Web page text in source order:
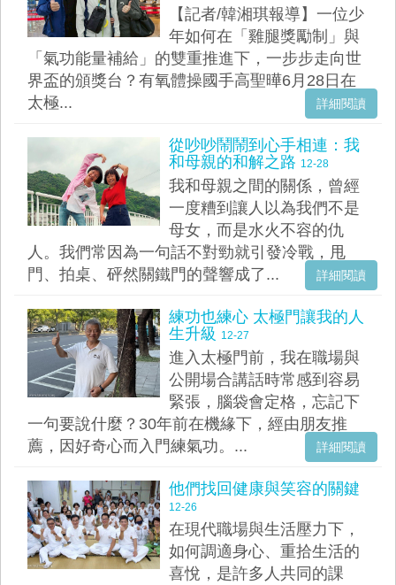
【記者/韓湘琪報導】一位少
年如何在「雞腿獎勵制」與
「氣功能量補給」的雙重推進下，一步步走向世
界盃的頒獎台？有氧體操國手高聖曄6月28日在
太極...
詳細閱讀
從吵吵鬧鬧到心手相連：我
和母親的和解之路 12-28
我和母親之間的關係，曾經
一度糟到讓人以為我們不是
母女，而是水火不容的仇
人。我們常因為一句話不對勁就引發冷戰，甩
門、拍桌、砰然關鐵門的聲響成了...
詳細閱讀
練功也練心 太極門讓我的人
生升級 12-27
進入太極門前，我在職場與
公開場合講話時常感到容易
緊張，腦袋會定格，忘記下
一句要說什麼？30年前在機緣下，經由朋友推
薦，因好奇心而入門練氣功。...
詳細閱讀
他們找回健康與笑容的關鍵
12-26
在現代職場與生活壓力下，
如何調適身心、重拾生活的
喜悅，是許多人共同的課